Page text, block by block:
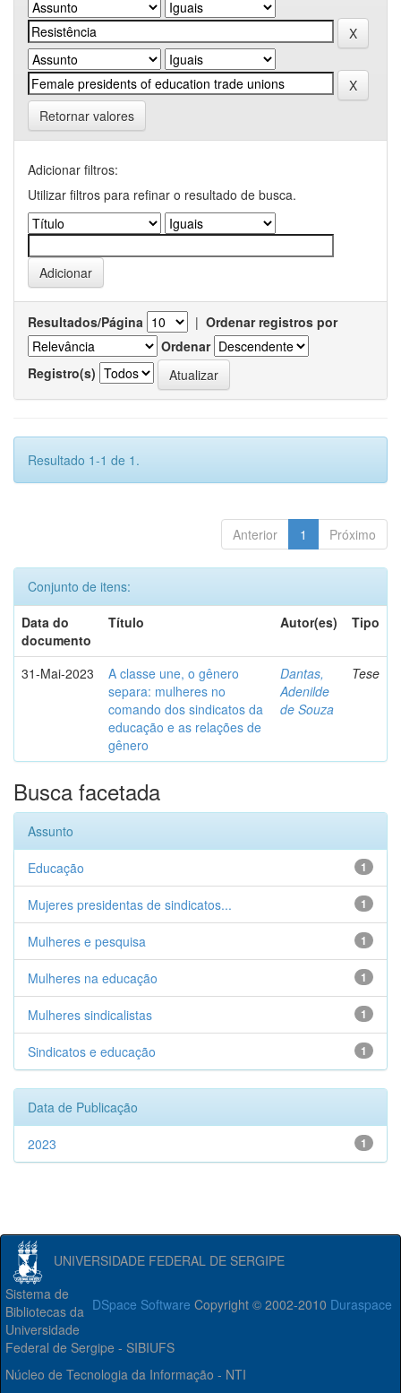
Retornar valores
Adicionar filtros:
Utilizar filtros para refinar o resultado de busca.
Resultados/Página | Ordenar registros por
Ordenar
Registro(s)
Resultado 1-1 de 1.
Anterior 1 Próximo
Conjunto de itens:
Data do
documento
Título Autor(es) Tipo
31-Mai-2023
A classe une, o gênero
separa: mulheres no
comando dos sindicatos da
educação e as relações de
gênero
Dantas,
Adenilde
de Souza
Tese
Busca facetada
Assunto
1
Educação
1
Mujeres presidentas de sindicatos...
1
Mulheres e pesquisa
1
Mulheres na educação
1
Mulheres sindicalistas
1
Sindicatos e educação
Data de Publicação
1
2023
UNIVERSIDADE FEDERAL DE SERGIPE
DSpace Software Copyright © 2002-2010 Duraspace
Sistema de
Bibliotecas da
Universidade
Federal de Sergipe - SIBIUFS
Núcleo de Tecnologia da Informação - NTI